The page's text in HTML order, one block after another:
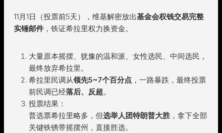
11月1日（投票前5天），维基解密放出基金会权钱交易完整
实锤邮件 ，铁证希拉里权力换资金。
大量原本摇摆、犹豫的温和派、女性选民、中间选民，
最终放弃希拉里。
希拉里民调从领先5~7个百分点 ，一路暴跌，最终投票
前民调已经落后、反超。
投票结果：
普选票希拉里略多，但选举人团特朗普大胜，拿下全部
关键铁锈带摇摆州，直接胜选。